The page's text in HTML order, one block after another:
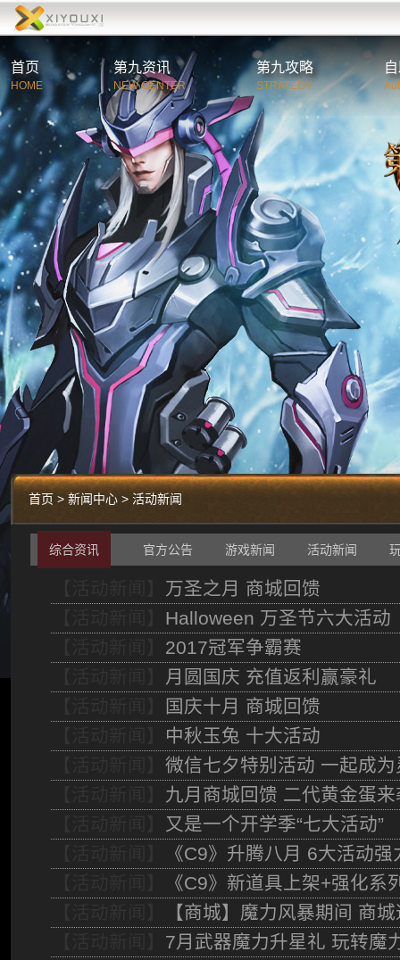
首页
HOME
第九资讯
NEW CENTER
第九攻略
STRATEGY
综合资讯
官方公告
游戏新闻
活动新闻
玩家必读
新
职
首页 > 新闻中心 > 活动新闻
综合资讯 官方公告 游戏新闻 活动新闻
万圣之月 商城回馈
Halloween 万圣节六大活动
2017冠军争霸赛
月圆国庆 充值返利赢豪礼
国庆十月 商城回馈
中秋玉兔 十大活动
微信七夕特别活动 一起成
九月商城回馈 二代黄金蛋来
又是一个开学季“七大活动”
《C9》升腾八月 6大活动强
《C9》新道具上架+强化系
【商城】魔力风暴期间 商
7月武器魔力升星礼 玩转魔